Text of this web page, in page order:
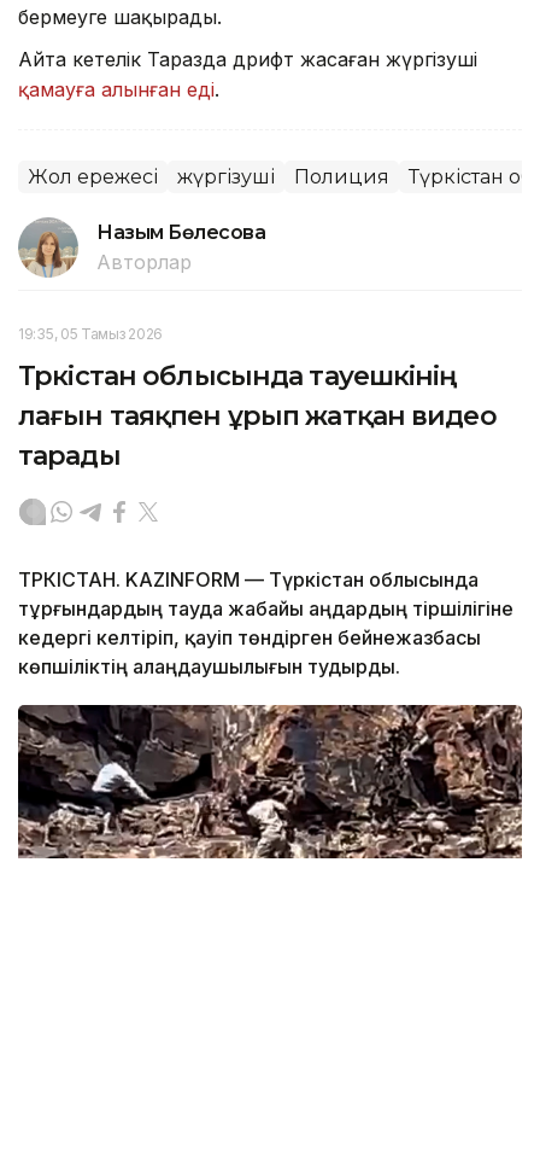
бермеуге шақырады.
Айта кетелік Таразда дрифт жасаған жүргізуші
қамауға алынған еді.
Жол ережесі жүргізуші Полиция Түркістан
Назым Бөлесова
Авторлар
19:35, 05 Тамыз 2026
Түркістан облысында тауешкінің
лағын таяқпен ұрып жатқан видео
тарады
ТҮРКІСТАН. KAZINFORM — Түркістан облысында
тұрғындардың тауда жабайы аңдардың тіршілігіне
кедергі келтіріп, қауіп төндірген бейнежазбасы
көпшіліктің алаңдаушылығын тудырды.